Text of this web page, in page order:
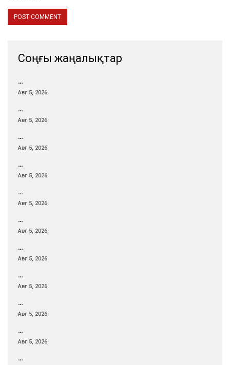
Соңғы жаңалықтар
…
Авг 5, 2026
…
Авг 5, 2026
…
Авг 5, 2026
…
Авг 5, 2026
…
Авг 5, 2026
…
Авг 5, 2026
…
Авг 5, 2026
…
Авг 5, 2026
…
Авг 5, 2026
…
Авг 5, 2026
…